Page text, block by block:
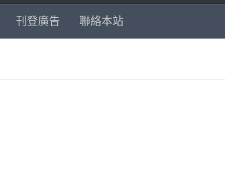
刊登廣告 聯絡本站